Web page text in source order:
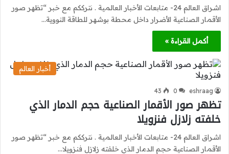
اشراق العالم 24- متابعات الأخبار العالمية . نترككم مع خبر “تظهر صور
الأقمار الصناعية الأضرار داخل محطة بوشهر للطاقة النووية…
أكمل القراءة »
أخبار العالم
eshraag
0
43
تظهر صور الأقمار الصناعية حجم الدمار الذي
خلفته زلازل فنزويلا
اشراق العالم 24- متابعات الأخبار العالمية . نترككم مع خبر “تظهر صور
الأقمار الصناعية حجم الدمار الذي خلفته زلازل فنزويلا…